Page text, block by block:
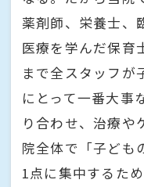
薬剤師、栄養士、
医療を学んだ保育
まで全スタッフが
にとって一番大事
り合わせ、治療や
院全体で「子ども
1点に集中するた